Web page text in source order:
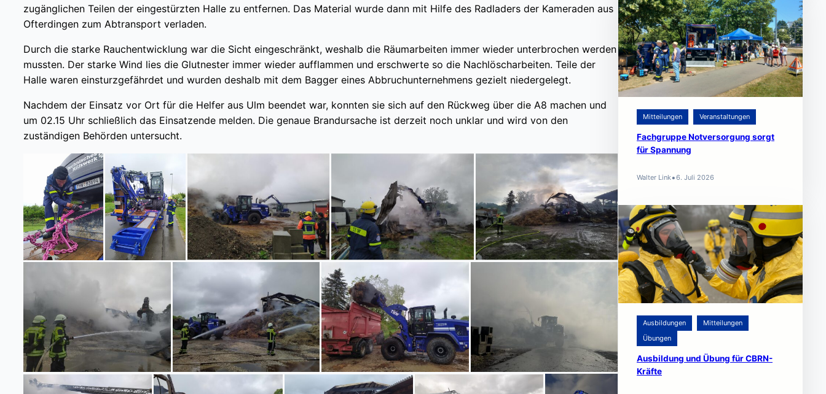
zugänglichen Teilen der eingestürzten Halle zu entfernen. Das Material wurde dann mit Hilfe des Radladers der Kameraden aus
Ofterdingen zum Abtransport verladen.
Durch die starke Rauchentwicklung war die Sicht eingeschränkt, weshalb die Räumarbeiten immer wieder unterbrochen werden
mussten. Der starke Wind lies die Glutnester immer wieder aufflammen und erschwerte so die Nachlöscharbeiten. Teile der
Halle waren einsturzgefährdet und wurden deshalb mit dem Bagger eines Abbruchunternehmens gezielt niedergelegt.
Nachdem der Einsatz vor Ort für die Helfer aus Ulm beendet war, konnten sie sich auf den Rückweg über die A8 machen und
um 02.15 Uhr schließlich das Einsatzende melden. Die genaue Brandursache ist derzeit noch unklar und wird von den
zuständigen Behörden untersucht.
Mitteilungen Veranstaltungen
Fachgruppe Notversorgung sorgt
für Spannung
Walter Link•6. Juli 2026
Ausbildungen
Mitteilungen
Übungen
Ausbildung und Übung für CBRN-
Kräfte